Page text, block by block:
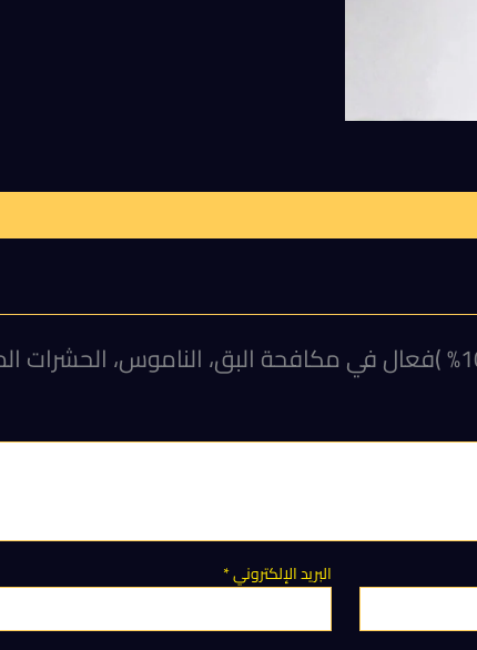
البريد الإلكتروني*